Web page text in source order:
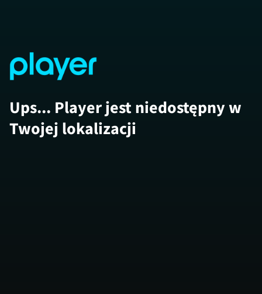
Ups... Player jest niedostępny w
Twojej lokalizacji